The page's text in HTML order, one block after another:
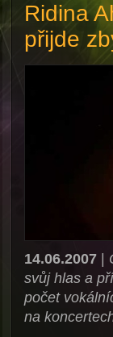
Ridina
přijde
14.06.2007|
svůj hlas a
počet
na